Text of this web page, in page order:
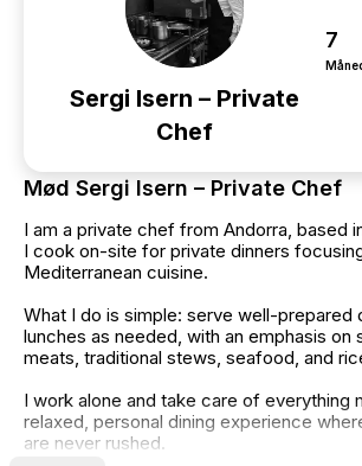
Sergi Isern – Private
Chef
7
Mød Sergi Isern – Private Chef
I am a private chef from Andorra, based
I cook on-site for private dinners
Mediterranean cuisine.
What I do is simple: serve well-prepared
lunches as needed, with an emphasis on
meats, traditional stews, seafood, and
I work alone and take care of everything
relaxed, personal dining experience
are never rushed.